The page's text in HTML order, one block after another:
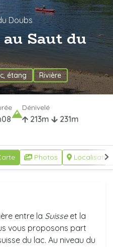
Doubs
Saut du
étang Rivière
Dénivelé
213m 231m
Photos
entre la Suisse et la
vous proposons part
du lac. Au niveau du